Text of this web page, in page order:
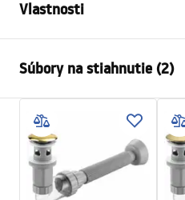
Vlastnosti
Materiál
Farba
Prevedenie
Dĺžka
Šírka
Súbory na stiahnutie (2)
Návod na montáž
Záručné podmienky